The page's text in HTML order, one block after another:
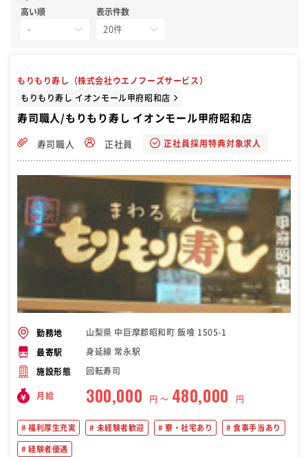
高い順 表示件数
もりもり寿し（株式会社ウエノフーズサービス）
もりもり寿し イオンモール甲府昭和店
寿司職人/もりもり寿し イオンモール甲府昭和店
寿司職人 正社員 正社員採用特典対象求人
勤務地 山梨県 中巨摩郡昭和町 飯喰 1505-1
最寄駅 身延線 常永駅
施設形態 回転寿司
月給 300,000 円 〜 480,000 円
福利厚生充実 未経験者歓迎 寮・社宅あり 食事手当あり
経験者優遇